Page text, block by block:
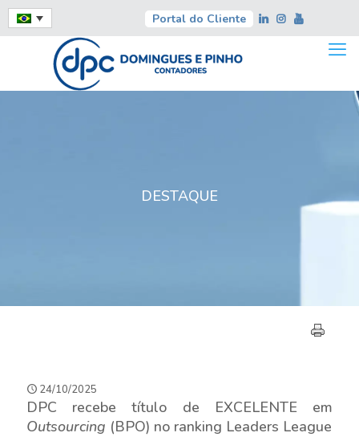
Portal do Cliente
DESTAQUE
24/10/2025
DPC recebe título de EXCELENTE em
Outsourcing (BPO) no ranking Leaders League